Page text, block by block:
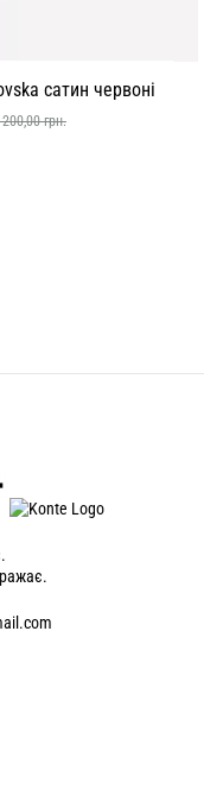
сатин червоні
200,00грн.